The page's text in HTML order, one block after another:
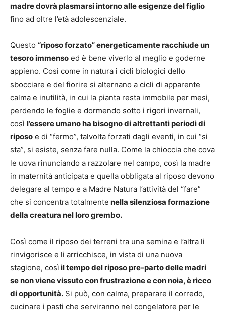
madre dovrà plasmarsi intorno alle esigenze del figlio
fino ad oltre l’età adolescenziale.
Questo “riposo forzato” energeticamente racchiude un
tesoro immenso ed è bene viverlo al meglio e goderne
appieno. Così come in natura i cicli biologici dello
sbocciare e del fiorire si alternano a cicli di apparente
calma e inutilità, in cui la pianta resta immobile per mesi,
perdendo le foglie e dormendo sotto i rigori invernali,
così l’essere umano ha bisogno di altrettanti periodi di
riposo e di “fermo”, talvolta forzati dagli eventi, in cui “si
sta”, si esiste, senza fare nulla. Come la chioccia che cova
le uova rinunciando a razzolare nel campo, così la madre
in maternità anticipata e quella obbligata al riposo devono
delegare al tempo e a Madre Natura l’attività del “fare”
che si concentra totalmente nella silenziosa formazione
della creatura nel loro grembo.
Così come il riposo dei terreni tra una semina e l’altra li
rinvigorisce e li arricchisce, in vista di una nuova
stagione, così il tempo del riposo pre-parto delle madri
se non viene vissuto con frustrazione e con noia, è ricco
di opportunità. Si può, con calma, preparare il corredo,
cucinare i pasti che serviranno nel congelatore per le